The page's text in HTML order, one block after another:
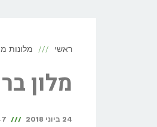
ראשי מלונות
מלון
24 ביוני 2018